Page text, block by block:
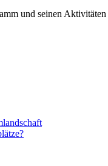
und seinen Aktivitäten